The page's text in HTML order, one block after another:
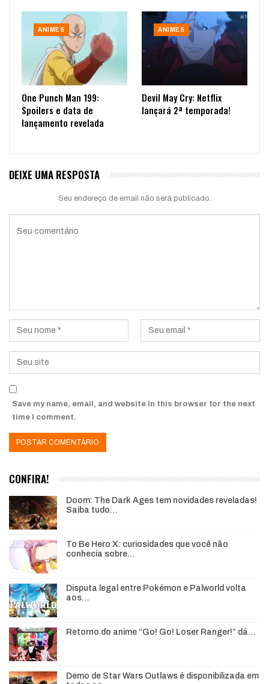
ANIMES
One Punch Man 199:
Spoilers e data de
lançamento revelada
ANIMES
Devil May Cry: Netflix
lançará 2ª temporada!
DEIXE UMA RESPOSTA
Seu endereço de email não será publicado.
Save my name, email, and website in this browser for the next
time I comment.
CONFIRA!
Doom: The Dark Ages tem novidades reveladas!
Saiba tudo…
To Be Hero X: curiosidades que você não
conhecia sobre…
Disputa legal entre Pokémon e Palworld volta
aos…
Retorno do anime “Go! Go! Loser Ranger!” dá…
Demo de Star Wars Outlaws é disponibilizada em